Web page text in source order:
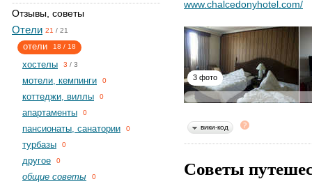
Отзывы, советы
Отели 21 / 21
отели 18 / 18
хостелы 3 / 3
мотели, кемпинги 0
коттеджи, виллы 0
апартаменты 0
пансионаты, санатории 0
турбазы 0
другое 0
общие советы 0
www.chalcedonyhotel.com/
3 фото
вики-код
Советы